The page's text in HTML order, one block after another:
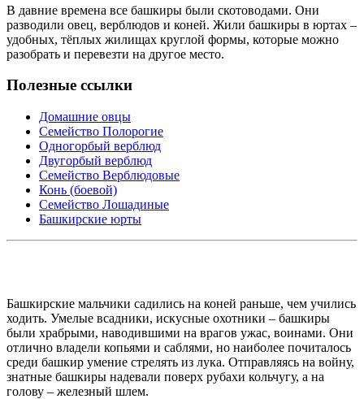
В давние времена все башкиры были скотоводами. Они
разводили овец, верблюдов и коней. Жили башкиры в юртах –
удобных, тёплых жилищах круглой формы, которые можно
разобрать и перевезти на другое место.
Полезные ссылки
Домашние овцы
Семейство Полорогие
Одногорбый верблюд
Двугорбый верблюд
Семейство Верблюдовые
Конь (боевой)
Семейство Лошадиные
Башкирские юрты
Башкирские мальчики садились на коней раньше, чем учились
ходить. Умелые всадники, искусные охотники – башкиры
были храбрыми, наводившими на врагов ужас, воинами. Они
отлично владели копьями и саблями, но наиболее почиталось
среди башкир умение стрелять из лука. Отправляясь на войну,
знатные башкиры надевали поверх рубахи кольчугу, а на
голову – железный шлем.